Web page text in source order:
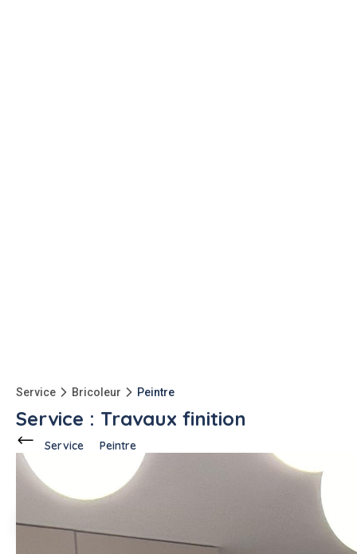
Service Bricoleur Peintre
Service : Travaux finition
Service Peintre
Ce voisin propose ce service Jouy-le-Moutier (95280)
2 annonces